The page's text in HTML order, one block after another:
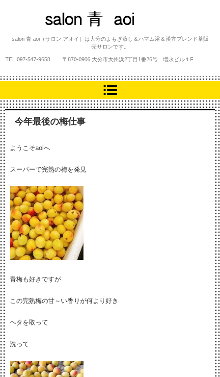
salon 青 aoi
salon 青 aoi（サロン アオイ）は大分のよもぎ蒸し＆ハマム浴＆漢方ブレンド茶販
売サロンです。
TEL. 097-547-9658 〒870-0906 大分市大州浜2丁目1番26号 増永ビル１F
今年最後の梅仕事
ようこそaoiへ
スーパーで完熟の梅を発見
青梅も好きですが
この完熟梅の甘～い香りが何より好き
ヘタを取って
洗って